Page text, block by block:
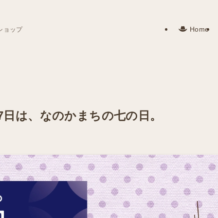
ョップ Home
は、なのかまちの七の日。